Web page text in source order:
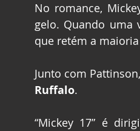
No romance,
gelo. Quando uma
que retém a
Junto com
Ruffalo.
“Mickey 17” é